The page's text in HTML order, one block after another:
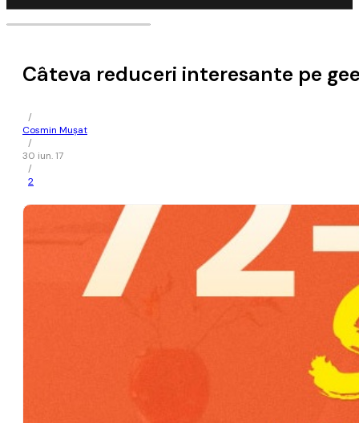
Câteva reduceri interesante pe
/
Cosmin Mușat
/
30 iun. 17
/
2